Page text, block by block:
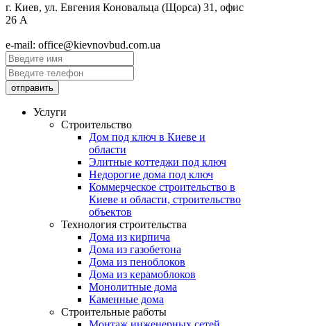
г. Киев, ул. Евгения Коновальца (Щорса) 31, офис
26 А
e-mail: office@kievnovbud.com.ua
Услуги
Строительство
Дом под ключ в Киеве и
области
Элитные коттеджи под ключ
Недорогие дома под ключ
Коммерческое строительство в
Киеве и области, строительство
объектов
Технология строительства
Дома из кирпича
Дома из газобетона
Дома из пеноблоков
Дома из керамоблоков
Монолитные дома
Каменные дома
Строительные работы